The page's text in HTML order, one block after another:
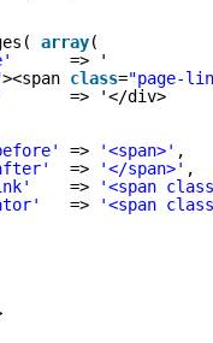
array(
=> '
><span class="page-
=> '</div>
=> '<span>' ,
=> '</span>' ,
=> '<span
=> '<span